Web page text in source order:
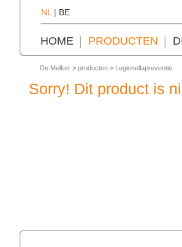
NL | BE
HOME PRODUCTEN
De Melker > producten > Legionellapreventie
Sorry! Dit product is